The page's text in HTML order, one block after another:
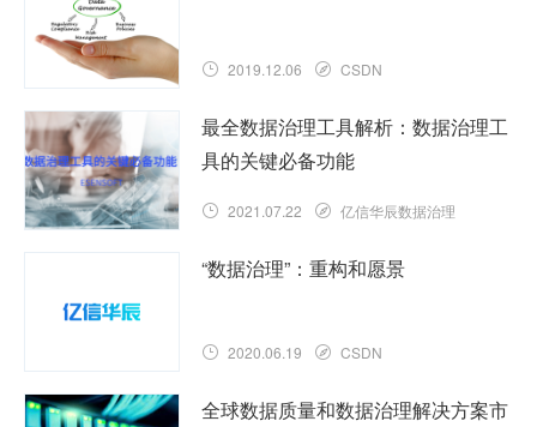
2019.12.06 CSDN
最全数据治理工具解析：数据治理工
具的关键必备功能
2021.07.22 亿信华辰数据治理
“数据治理”：重构和愿景
2020.06.19 CSDN
全球数据质量和数据治理解决方案市